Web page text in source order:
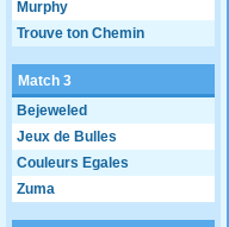
Murphy
Trouve ton Chemin
Match 3
Bejeweled
Jeux de Bulles
Couleurs Egales
Zuma